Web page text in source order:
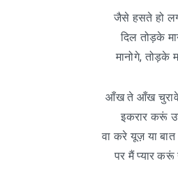
जैसे हसते हो
दिल तोड़के
मानोगे, तोड़के
आँख ते आँख
इकरार करूं
वा करे यूज़ या
पर मैं प्यार